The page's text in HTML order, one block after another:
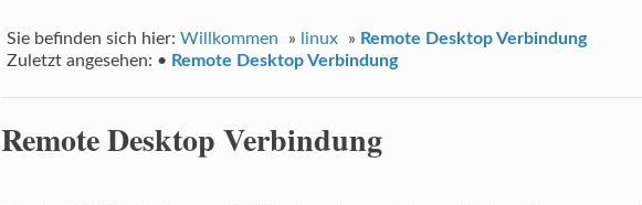
Sie befinden sich hier:Willkommen » linux » Remote Desktop Verbindung
Zuletzt angesehen: • Remote Desktop Verbindung
Remote Desktop Verbindung